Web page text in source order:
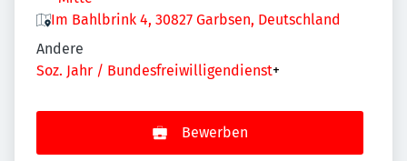
Im Bahlbrink 4, 30827 Garbsen, Deutschland
Andere
Soz. Jahr / Bundesfreiwilligendienst+
Bewerben